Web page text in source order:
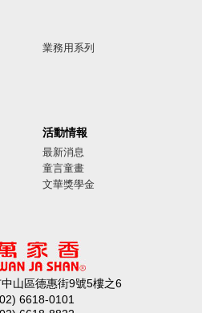
業務用系列
活動情報
最新消息
童言童畫
文華獎學金
山區德惠街9號5樓之6
6618-0101